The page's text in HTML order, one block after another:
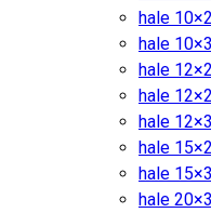
hale
hale
hale
hale
hale
hale
hale
hale